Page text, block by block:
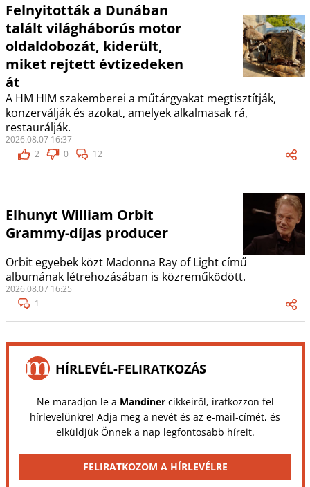
Felnyitották a Dunában
talált világháborús motor
oldaldobozát, kiderült,
miket rejtett évtizedeken
át
A HM HIM szakemberei a műtárgyakat megtisztítják,
konzerválják és azokat, amelyek alkalmasak rá,
restaurálják.
2026.08.07 16:37
2
0 12
Elhunyt William Orbit
Grammy-díjas producer
Orbit egyebek közt Madonna Ray of Light című
albumának létrehozásában is közreműködött.
2026.08.07 16:25
1
HÍRLEVÉL-FELIRATKOZÁS
Ne maradjon le a Mandinercikkeiről, iratkozzon fel
hírlevelünkre! Adja meg a nevét és az e-mail-címét, és
elküldjük Önnek a nap legfontosabb híreit.
FELIRATKOZOM A HÍRLEVÉLRE